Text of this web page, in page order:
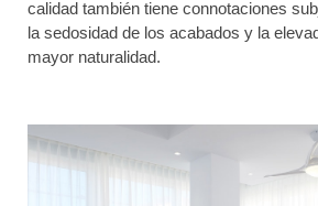
Al enviar aceptas las condiciones de uso y la política de
calidad también tiene connotaciones
la sedosidad de los acabados y la
mayor naturalidad.